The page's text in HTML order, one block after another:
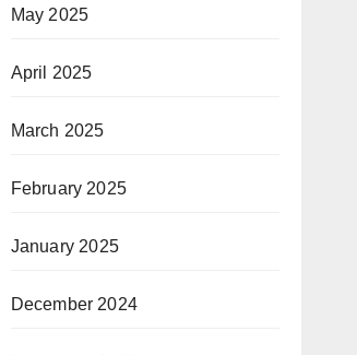
May 2025
April 2025
March 2025
February 2025
January 2025
December 2024